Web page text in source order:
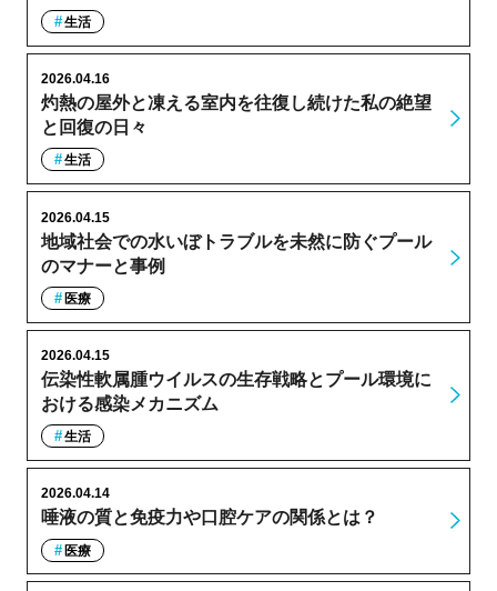
生活
灼熱の屋外と凍える室内を往復し続けた私の絶望
と回復の日々
2026.04.16
生活
地域社会での水いぼトラブルを未然に防ぐプール
のマナーと事例
2026.04.15
医療
伝染性軟属腫ウイルスの生存戦略とプール環境に
おける感染メカニズム
2026.04.15
生活
唾液の質と免疫力や口腔ケアの関係とは？
2026.04.14
医療